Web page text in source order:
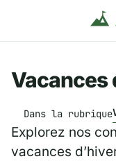
Vacances
Dans la rubrique
Explorez nos
vacances